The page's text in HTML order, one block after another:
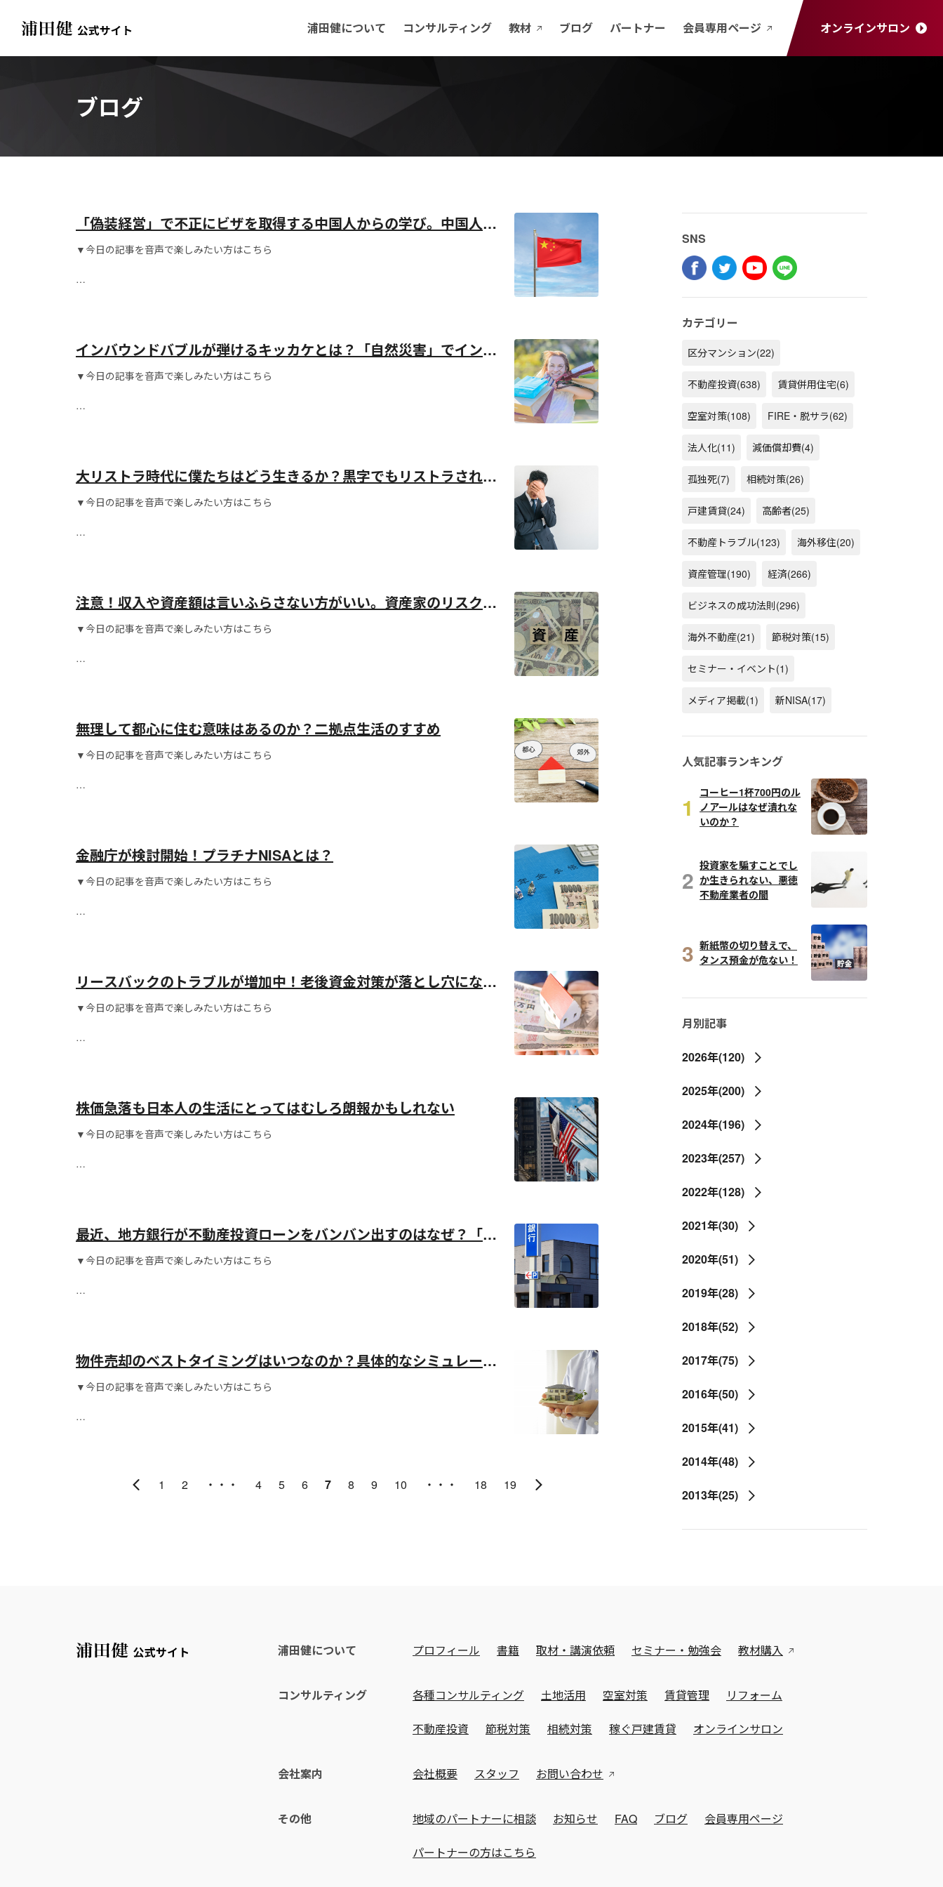
浦田健について コンサルティング 教材 ブログ パートナー 会員専用ページ オンラインサロン
ブログ
「偽装経営」で不正にビザを取得する中国人からの学び。中国人の
したたかさに学べ。
▼今日の記事を音声で楽しみたい方はこちら
インバウンドバブルが弾けるキッカケとは？「自然災害」でインバ
ウンドバブルは弾ける
▼今日の記事を音声で楽しみたい方はこちら
大リストラ時代に僕たちはどう生きるか？黒字でもリストラされる
時代です
▼今日の記事を音声で楽しみたい方はこちら
注意！収入や資産額は言いふらさない方がいい。資産家のリスクと
は？
▼今日の記事を音声で楽しみたい方はこちら
無理して都心に住む意味はあるのか？二拠点生活のすすめ
▼今日の記事を音声で楽しみたい方はこちら
金融庁が検討開始！プラチナNISAとは？
▼今日の記事を音声で楽しみたい方はこちら
リースバックのトラブルが増加中！老後資金対策が落とし穴にな
る？
▼今日の記事を音声で楽しみたい方はこちら
株価急落も日本人の生活にとってはむしろ朗報かもしれない
▼今日の記事を音声で楽しみたい方はこちら
最近、地方銀行が不動産投資ローンをバンバン出すのはなぜ？「融
資が出る物件＝いい物件」とは限らない！
▼今日の記事を音声で楽しみたい方はこちら
物件売却のベストタイミングはいつなのか？具体的なシミュレーシ
ョンを元に解説！
▼今日の記事を音声で楽しみたい方はこちら
1 2 ・・・ 4 5 6 7 8 9 10 ・・・ 18 19
SNS
カテゴリー
区分マンション(22)
不動産投資(638) 賃貸併用住宅(6)
空室対策(108) FIRE・脱サラ(62)
法人化(11) 減価償却費(4)
孤独死(7) 相続対策(26)
戸建賃貸(24) 高齢者(25)
不動産トラブル(123) 海外移住(20)
資産管理(190) 経済(266)
ビジネスの成功法則(296)
海外不動産(21) 節税対策(15)
セミナー・イベント(1)
メディア掲載(1) 新NISA(17)
人気記事ランキング
1
コーヒー1杯700円のル
ノアールはなぜ潰れな
いのか？
2 投資家を騙すことでし
か生きられない、悪徳
不動産業者の闇
3 新紙幣の切り替えで、
タンス預金が危ない！
月別記事
2026年(120)
2025年(200)
2024年(196)
2023年(257)
2022年(128)
2021年(30)
2020年(51)
2019年(28)
2018年(52)
2017年(75)
2016年(50)
2015年(41)
2014年(48)
2013年(25)
浦田健について プロフィール 書籍 取材・講演依頼 セミナー・勉強会 教材購入
コンサルティング 各種コンサルティング 土地活用 空室対策 賃貸管理 リフォーム
不動産投資 節税対策 相続対策 稼ぐ戸建賃貸 オンラインサロン
会社案内 会社概要 スタッフ お問い合わせ
その他 地域のパートナーに相談 お知らせ FAQ ブログ 会員専用ページ
パートナーの方はこちら